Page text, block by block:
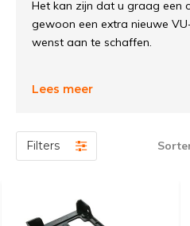
Het kan zijn dat u graag een
gewoon een extra nieuwe
wenst aan te schaffen.
Lees meer
Filters